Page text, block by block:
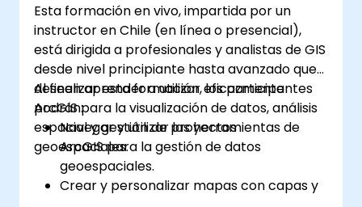
Esta formación en vivo, impartida por un
instructor en Chile (en línea o presencial),
está dirigida a profesionales y analistas de GIS
desde nivel principiante hasta avanzado que
deseen aprender a utilizar eficazmente
ArcGIS para la visualización de datos, análisis
espacial y gestión de proyectos
geoespaciales.
Al finalizar esta formación, los participantes
podrán:
Navegar y utilizar las herramientas de
ArcGIS para la gestión de datos
geoespaciales.
Crear y personalizar mapas con capas y